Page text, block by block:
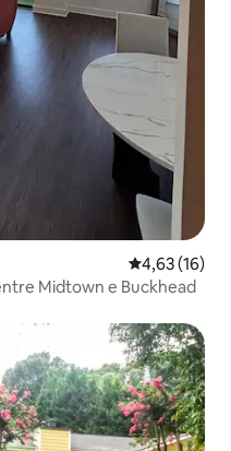
4,63 de uma
4,63 (16)
Midtown e Buckhead